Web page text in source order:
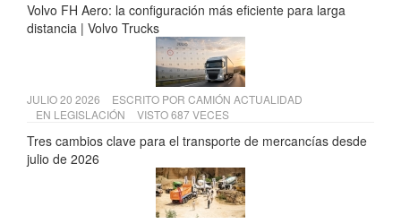
Volvo FH Aero: la configuración más eficiente para larga
distancia | Volvo Trucks
JULIO 20 2026 ESCRITO POR CAMIÓN ACTUALIDAD
EN LEGISLACIÓN VISTO 687 VECES
Tres cambios clave para el transporte de mercancías desde
julio de 2026